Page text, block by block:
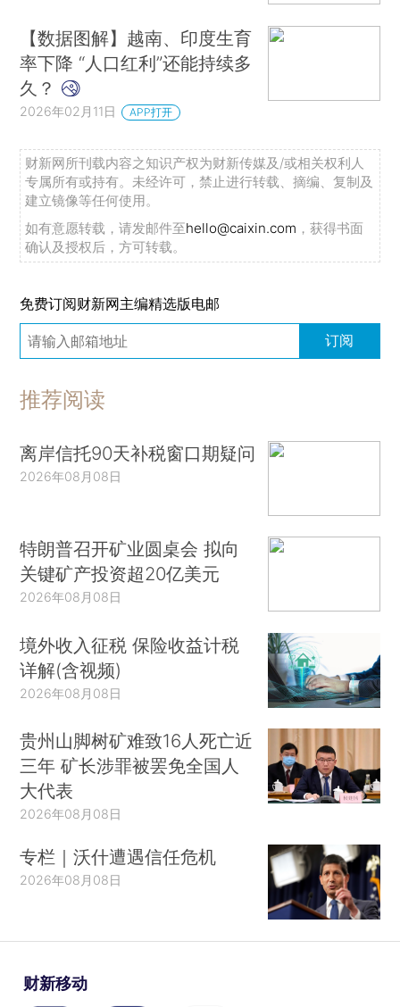
【数据图解】越南、印度生育
率下降 “人口红利”还能持续多
久？
2026年02月11日 APP打开
财新网所刊载内容之知识产权为财新传媒及/或相关权利人
专属所有或持有。未经许可，禁止进行转载、摘编、复制及
建立镜像等任何使用。
如有意愿转载，请发邮件至hello@caixin.com ，获得书面
确认及授权后，方可转载。
免费订阅财新网主编精选版电邮
订阅
推荐阅读
离岸信托90天补税窗口期疑问
2026年08月08日
特朗普召开矿业圆桌会 拟向
关键矿产投资超20亿美元
2026年08月08日
境外收入征税 保险收益计税
详解(含视频)
2026年08月08日
贵州山脚树矿难致16人死亡近
三年 矿长涉罪被罢免全国人
大代表
2026年08月08日
专栏｜沃什遭遇信任危机
2026年08月08日
财新移动